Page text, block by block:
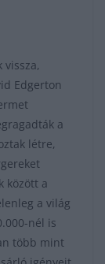
vissza,
Edgerton
a
létre,
között a
a világ
nél is
több mint